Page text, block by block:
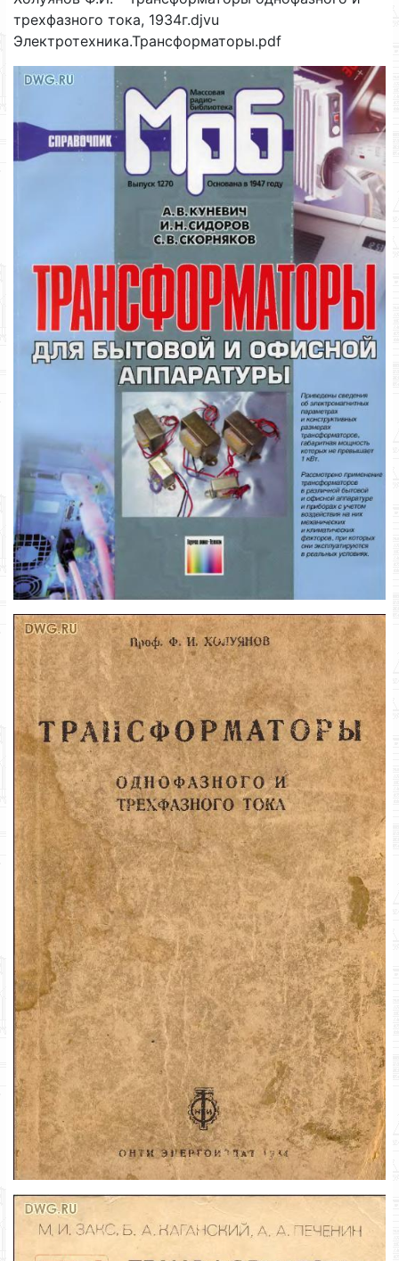
трехфазного тока, 1934г.djvu
Электротехника.Трансформаторы.pdf